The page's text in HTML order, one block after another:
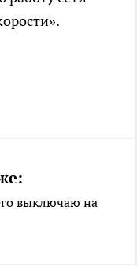
выключаю на